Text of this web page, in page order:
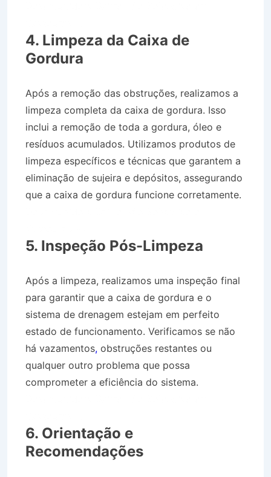
4. Limpeza da Caixa de
Gordura
Após a remoção das obstruções, realizamos a
limpeza completa da caixa de gordura. Isso
inclui a remoção de toda a gordura, óleo e
resíduos acumulados. Utilizamos produtos de
limpeza específicos e técnicas que garantem a
eliminação de sujeira e depósitos, assegurando
que a caixa de gordura funcione corretamente.
5. Inspeção Pós-Limpeza
Após a limpeza, realizamos uma inspeção final
para garantir que a caixa de gordura e o
sistema de drenagem estejam em perfeito
estado de funcionamento. Verificamos se não
há vazamentos, obstruções restantes ou
qualquer outro problema que possa
comprometer a eficiência do sistema.
6. Orientação e
Recomendações